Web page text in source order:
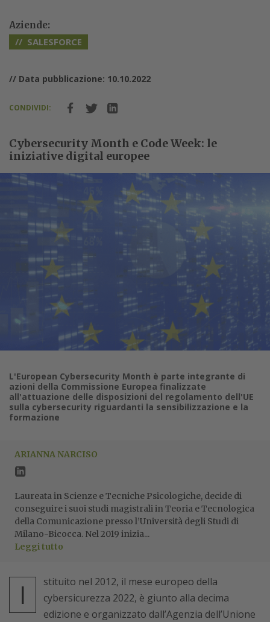
Aziende:
SALESFORCE
// Data pubblicazione: 10.10.2022
CONDIVIDI:
Cybersecurity Month e Code Week: le
iniziative digital europee
L'European Cybersecurity Month è parte integrante di
azioni della Commissione Europea finalizzate
all'attuazione delle disposizioni del regolamento dell'UE
sulla cybersecurity riguardanti la sensibilizzazione e la
formazione
ARIANNA NARCISO
Laureata in Scienze e Tecniche Psicologiche, decide di
conseguire i suoi studi magistrali in Teoria e Tecnologica
della Comunicazione presso l’Università degli Studi di
Milano-Bicocca. Nel 2019 inizia...
Leggi tutto
I
stituito nel 2012, il mese europeo della
cybersicurezza 2022, è giunto alla decima
edizione e organizzato dall’Agenzia dell’Unione